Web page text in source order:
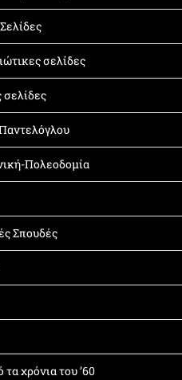
σελίδες
σελίδες
Πολεοδομία
Σπουδές
τα χρόνια του ’60